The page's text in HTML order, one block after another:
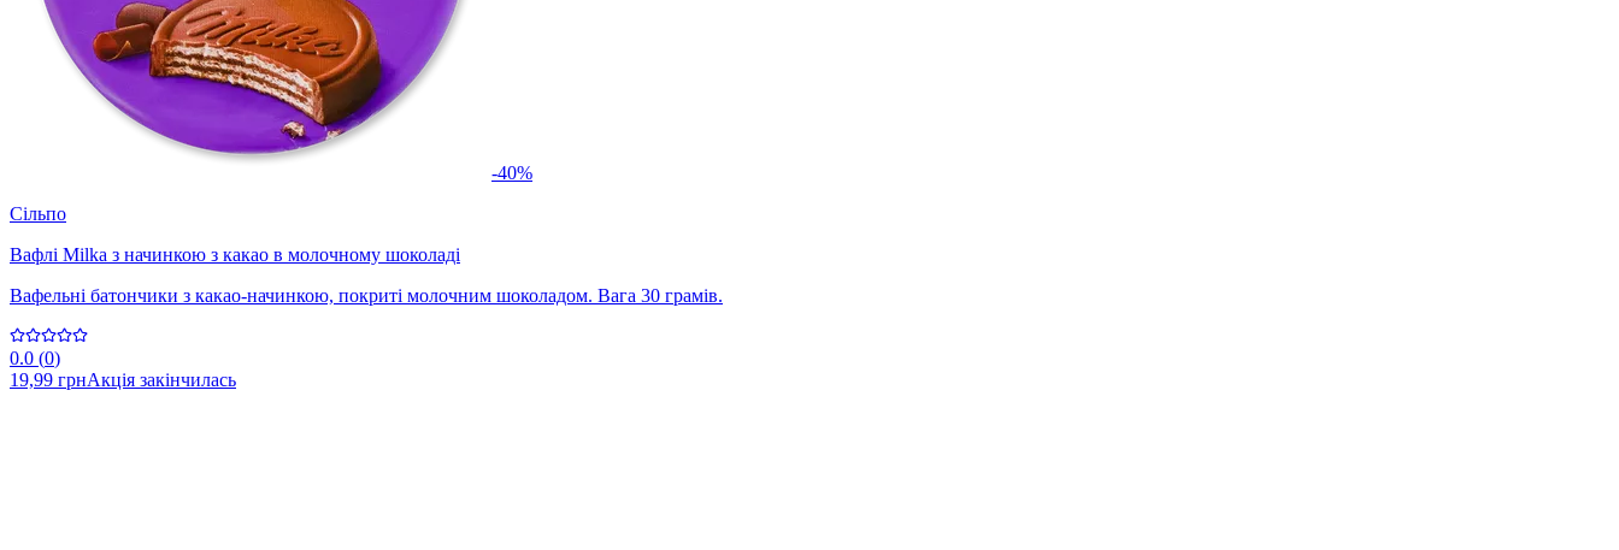
-40%
Сільпо
Вафлі Milka з начинкою з какао в молочному шоколаді
Вафельні батончики з какао-начинкою, покриті молочним шоколадом. Вага 30 грамів.
0.0 (0)
19,99 грнАкція закінчилась